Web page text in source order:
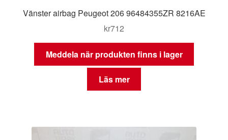
Vänster airbag Peugeot 206 96484355ZR 8216AE
kr712
Meddela när produkten finns i lager
Läs mer